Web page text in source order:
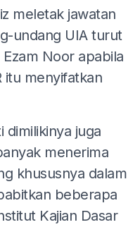
meletak jawatan
undang UIA turut
Noor apabila
itu menyifatkan
dimilikinya juga
menerima
khususnya dalam
beberapa
Kajian Dasar